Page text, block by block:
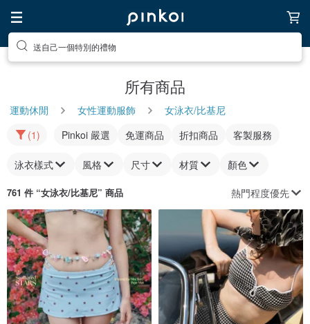
送自己一個特別的禮物
所有商品
運動休閒 女性運動服飾
女泳衣/比基尼
(1)
Pinkoi 嚴選 免運商品 折扣商品 客製服務
泳衣樣式 風格 尺寸 材質 顏色
761 件 “女泳衣/比基尼” 商品 熱門程度優先